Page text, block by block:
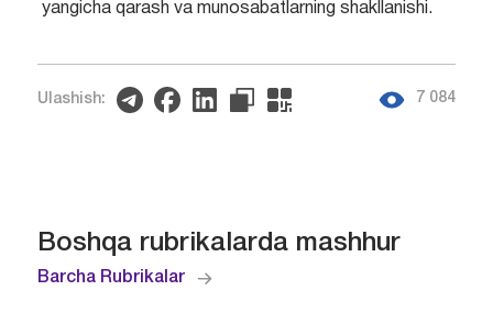
yangicha qarash va munosabatlarning shakllanishi.
Ulashish: 7 084
Boshqa rubrikalarda mashhur
Barcha Rubrikalar